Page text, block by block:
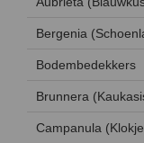
Bergenia
Bodembedekkers
Brunnera
Campanula